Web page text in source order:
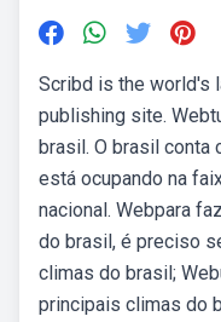
Scribd is the world's
publishing site.
brasil. O brasil conta
está ocupando na
nacional. Webpara
do brasil, é preciso
climas do brasil;
principais climas do